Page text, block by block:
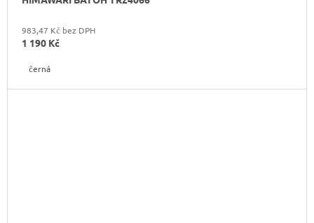
983,47 Kč bez DPH
1 190 Kč
černá